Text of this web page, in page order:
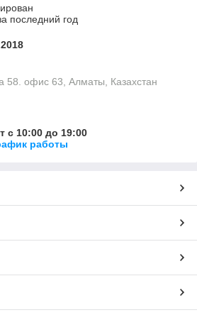
последний год
58. офис 63, Алматы, Казахстан
с 10:00 до 19:00
работы